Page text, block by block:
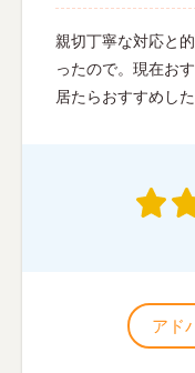
親切丁寧な対応と
ったので。現在お
居たらおすすめし
アド